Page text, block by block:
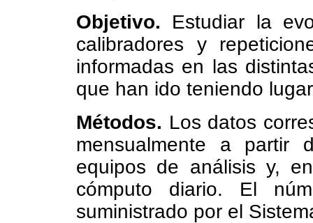
Objetivo. Estudiar la
calibradores y
informadas en las
que han ido teniendo
Métodos. Los datos
mensualmente a partir
equipos de análisis y,
cómputo diario. El
suministrado por el